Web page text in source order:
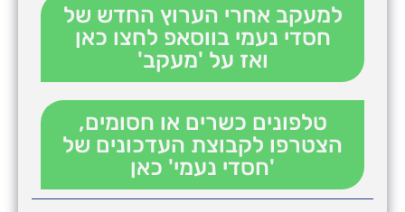
למעקב אחרי הערוץ החדש של
חסדי נעמי בווסאפ לחצו כאן
ואז על 'מעקב'
טלפונים כשרים או חסומים,
הצטרפו לקבוצת העדכונים של
'חסדי נעמי' כאן